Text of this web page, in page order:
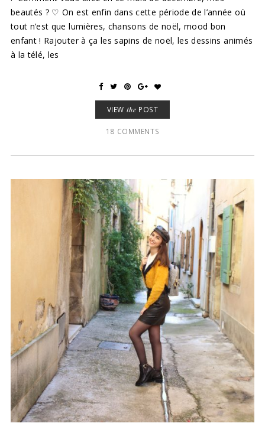
beautés ? ♡ On est enfin dans cette période de l’année où
tout n’est que lumières, chansons de noël, mood bon
enfant ! Rajouter à ça les sapins de noël, les dessins animés
à la télé, les
VIEW the POST
18 COMMENTS